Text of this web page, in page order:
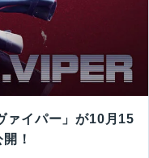
ァイパー」が10月15
！